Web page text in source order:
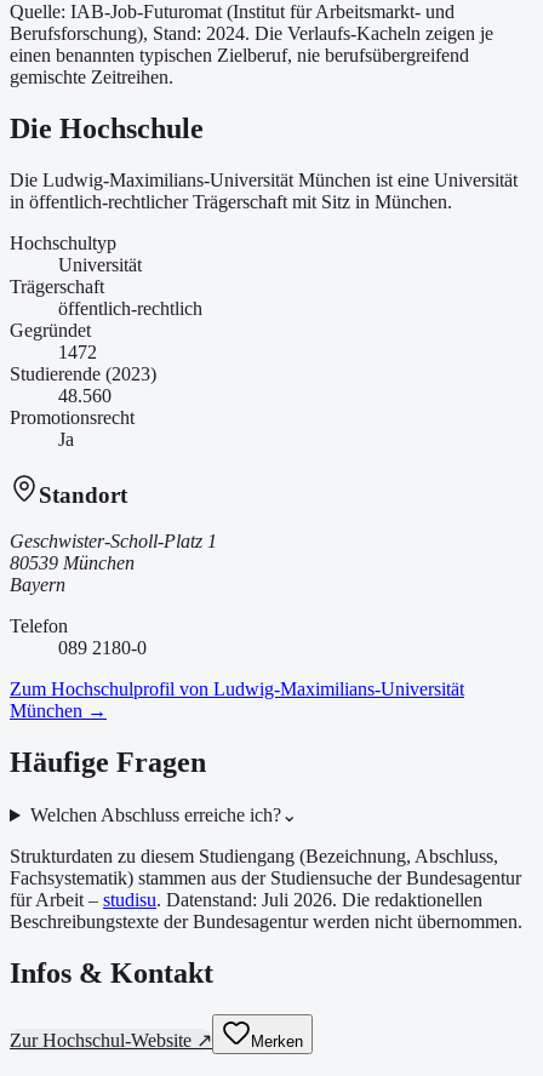
Quelle: IAB-Job-Futuromat (Institut für Arbeitsmarkt- und
Berufsforschung), Stand: 2024. Die Verlaufs-Kacheln zeigen je
einen benannten typischen Zielberuf, nie berufsübergreifend
gemischte Zeitreihen.
Die Hochschule
Die Ludwig-Maximilians-Universität München ist eine Universität
in öffentlich-rechtlicher Trägerschaft mit Sitz in München.
Hochschultyp
Universität
Trägerschaft
öffentlich-rechtlich
Gegründet
1472
Studierende (2023)
48.560
Promotionsrecht
Ja
Standort
Geschwister-Scholl-Platz 1
80539 München
Bayern
Telefon
089 2180-0
Zum Hochschulprofil von Ludwig-Maximilians-Universität
München →
Häufige Fragen
Welchen Abschluss erreiche ich?⌄
Strukturdaten zu diesem Studiengang (Bezeichnung, Abschluss,
Fachsystematik) stammen aus der Studiensuche der Bundesagentur
für Arbeit – studisu. Datenstand: Juli 2026. Die redaktionellen
Beschreibungstexte der Bundesagentur werden nicht übernommen.
Infos & Kontakt
Zur Hochschul-Website ↗ Merken